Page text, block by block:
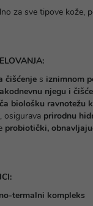
za sve tipove kože,
čišćenje s iznimnom
njegu i
biološku ravnotežu
, osigurava prirodnu
probiotički,
termalni kompleks